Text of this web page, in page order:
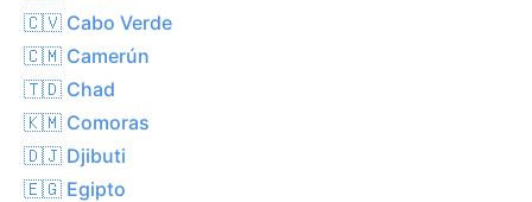
🇨🇻 Cabo Verde
🇨🇲 Camerún
🇹🇩 Chad
🇰🇲 Comoras
🇩🇯 Djibuti
🇪🇬 Egipto